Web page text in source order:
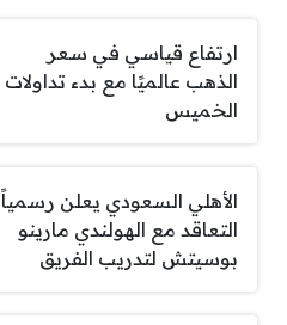
ارتفاع قياسي في سعر
الذهب عالميًا مع بدء تداولات
الخميس
الأهلي السعودي يعلن رسمياً
التعاقد مع الهولندي مارينو
بوسيتش لتدريب الفريق